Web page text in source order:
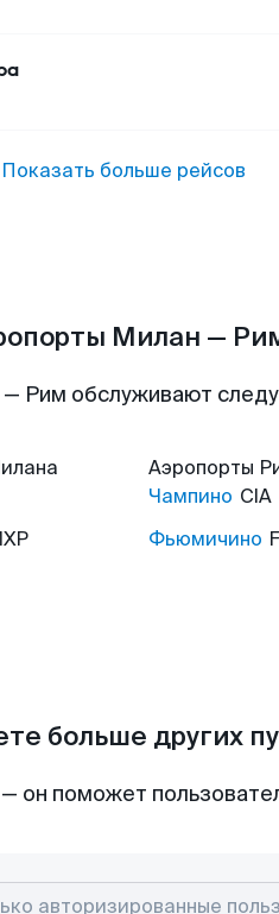
Показать больше рейсов
Милан —
Рим обслуживают
Аэропорты
Чампино CIA
Фьюмичино
больше других
он поможет